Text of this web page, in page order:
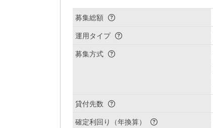
募集総額
運用タイプ
募集方式
貸付先数
確定利回り（年換算）